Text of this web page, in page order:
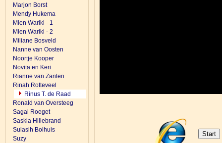
Marjon Borst
Mendy Hukema
Mien Wariki - 1
Mien Wariki - 2
Miliane Bosveld
Nanne van Oosten
Noortje Kooper
Novita en Keri
Rianne van Zanten
Rinah Rotteveel
Rinus T. de Raad
Ronald van Oversteeg
Sagai Roeget
Saskia Hillebrand
Sulasih Bolhuis
Suzy